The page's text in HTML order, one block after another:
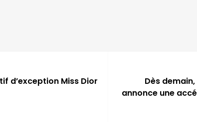
d’exception Miss Dior
Dès
annonce une